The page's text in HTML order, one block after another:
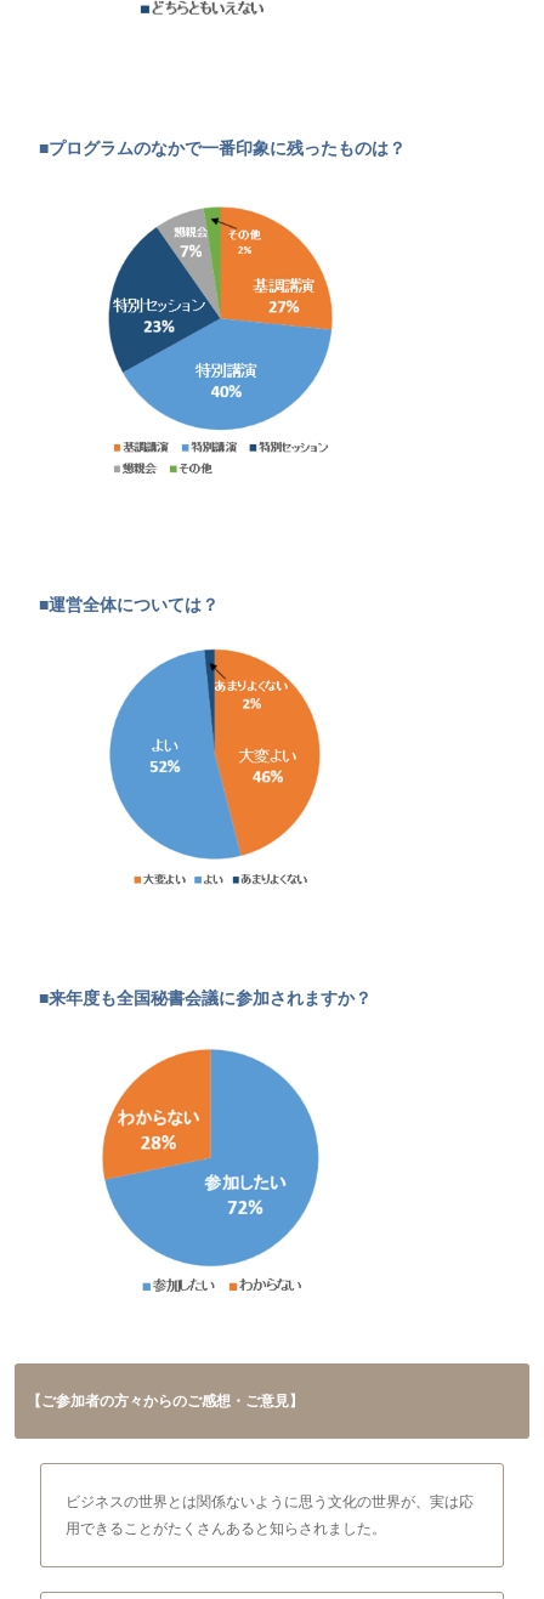
■プログラムのなかで一番印象に残ったものは？
■運営全体については？
■来年度も全国秘書会議に参加されますか？
【ご参加者の方々からのご感想・ご意見】
ビジネスの世界とは関係ないように思う文化の世界が、実は応
用できることがたくさんあると知らされました。